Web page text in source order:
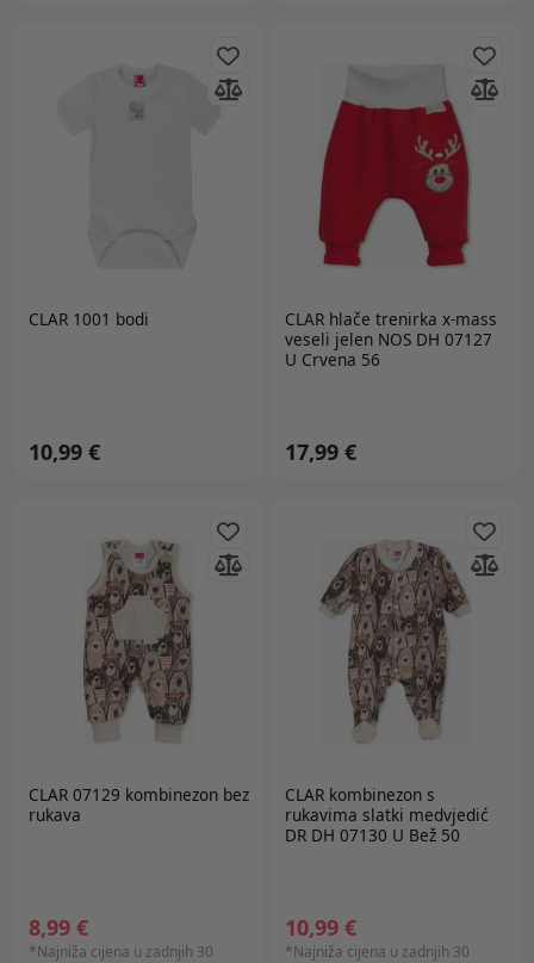
CLAR 1001 bodi
10,99 €
CLAR hlače trenirka x-mass
veseli jelen NOS DH 07127
U Crvena 56
17,99 €
CLAR 07129 kombinezon bez
rukava
8,99 €
*Najniža cijena u zadnjih 30
CLAR kombinezon s
rukavima slatki medvjedić
DR DH 07130 U Bež 50
10,99 €
*Najniža cijena u zadnjih 30